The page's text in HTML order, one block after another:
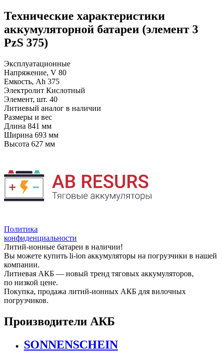
Технические характеристики
аккумуляторной батареи (элемент 3
PzS 375)
Эксплуатационные
Напряжение, V 80
Емкость, Ah 375
Электролит Кислотный
Элемент, шт. 40
Литиевый аналог в наличии
Размеры и вес
Длина 841 мм
Ширина 693 мм
Высота 627 мм
Политика
конфиденциальности
Литий-ионные батареи в наличии!
Вы можете купить li-ion аккумуляторы на погрузчики в нашей
компании.
Литиевая АКБ — новый тренд тяговых аккумуляторов,
по низкой цене.
Покупка, продажа литий-ионных АКБ для вилочных
погрузчиков.
Производители АКБ
SONNENSCHEIN